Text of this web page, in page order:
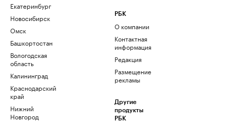
Екатеринбург
Новосибирск
Омск
Башкортостан
Вологодская
область
Калининград
Краснодарский
край
Нижний
Новгород
РБК
О компании
Контактная
информация
Редакция
Размещение
рекламы
Другие
продукты
РБК